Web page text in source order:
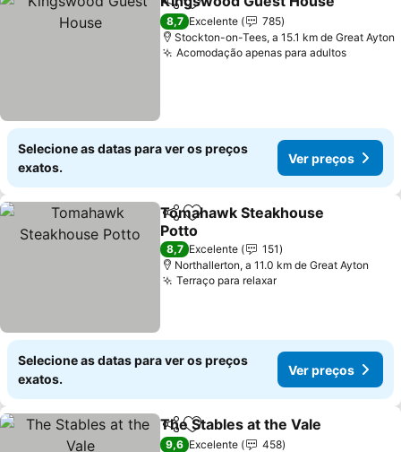
PartilharAdicionar aos favoritos
8,7 Excelente
785
Stockton-on-Tees, a 15.1 km de Great Ayton
Acomodação apenas para adultos
Selecione as datas para ver os preços
exatos.
Ver preços
PartilharAdicionar aos favoritos
Tomahawk Steakhouse
Potto
8,7 Excelente
151
Northallerton, a 11.0 km de Great Ayton
Terraço para relaxar
Selecione as datas para ver os preços
exatos.
Ver preços
PartilharAdicionar aos favoritos
The Stables at the Vale
9,6 Excelente
458